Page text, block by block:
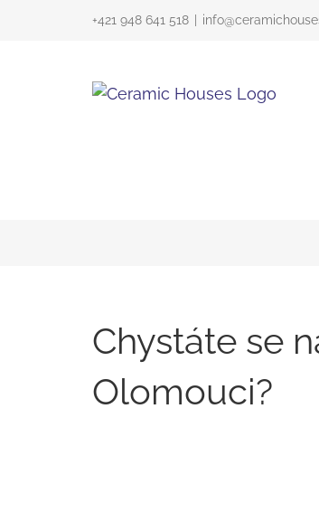
+421 948 641 518
Chystáte se
Olomouci?